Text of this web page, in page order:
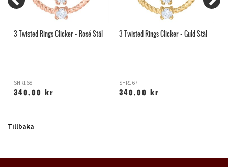
3 Twisted Rings Clicker - Rosé Stål
SHR168
340,00 kr
3 Twisted Rings Clicker - Guld Stål
SHR167
340,00 kr
Tillbaka